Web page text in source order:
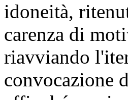
idoneità,
carenza di
riavviando
convocazione